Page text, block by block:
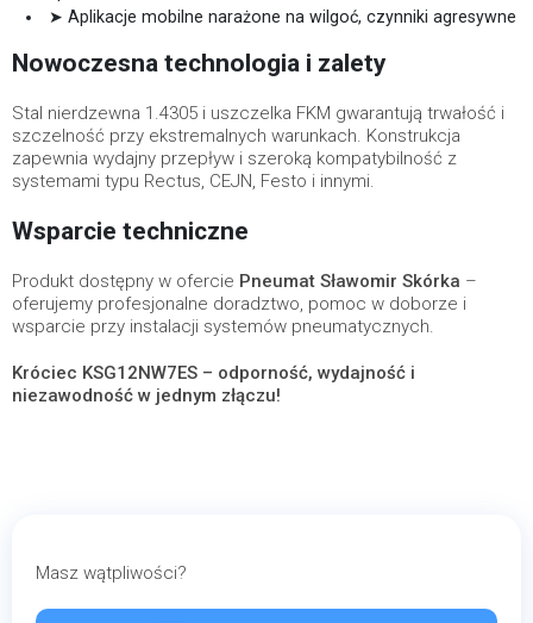
➤ Aplikacje mobilne narażone na wilgoć, czynniki agresywne
Nowoczesna technologia i zalety
Stal nierdzewna 1.4305 i uszczelka FKM gwarantują trwałość i
szczelność przy ekstremalnych warunkach. Konstrukcja
zapewnia wydajny przepływ i szeroką kompatybilność z
systemami typu Rectus, CEJN, Festo i innymi.
Wsparcie techniczne
Produkt dostępny w ofercie Pneumat Sławomir Skórka –
oferujemy profesjonalne doradztwo, pomoc w doborze i
wsparcie przy instalacji systemów pneumatycznych.
Króciec KSG12NW7ES – odporność, wydajność i
niezawodność w jednym złączu!
Masz wątpliwości?